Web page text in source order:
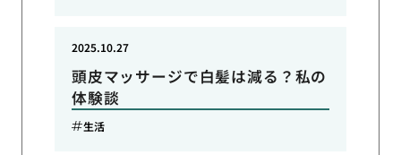
頭皮マッサージで白髪は減る？私の
体験談
2025.10.27
生活